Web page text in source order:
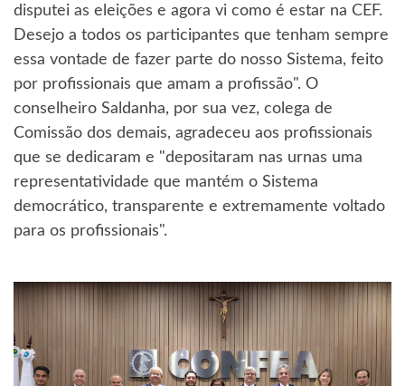
disputei as eleições e agora vi como é estar na CEF.
Desejo a todos os participantes que tenham sempre
essa vontade de fazer parte do nosso Sistema, feito
por profissionais que amam a profissão". O
conselheiro Saldanha, por sua vez, colega de
Comissão dos demais, agradeceu aos profissionais
que se dedicaram e "depositaram nas urnas uma
representatividade que mantém o Sistema
democrático, transparente e extremamente voltado
para os profissionais".